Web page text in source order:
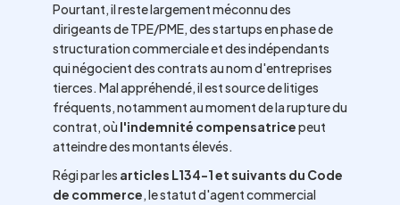
Pourtant, il reste largement méconnu des
dirigeants de TPE/PME, des startups en phase de
structuration commerciale et des indépendants
qui négocient des contrats au nom d'entreprises
tierces. Mal appréhendé, il est source de litiges
fréquents, notamment au moment de la rupture du
contrat, où l'indemnité compensatricepeut
atteindre des montants élevés.
Régi par les articles L134-1 et suivants du Code
de commerce, le statut d'agent commercial